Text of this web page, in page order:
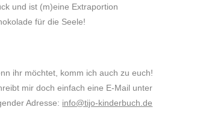
und ist (m)eine Extraportion
für die Seele!
ihr möchtet, komm ich auch zu euch!
mir doch einfach eine E-Mail unter
Adresse: info@tijo-kinderbuch.de